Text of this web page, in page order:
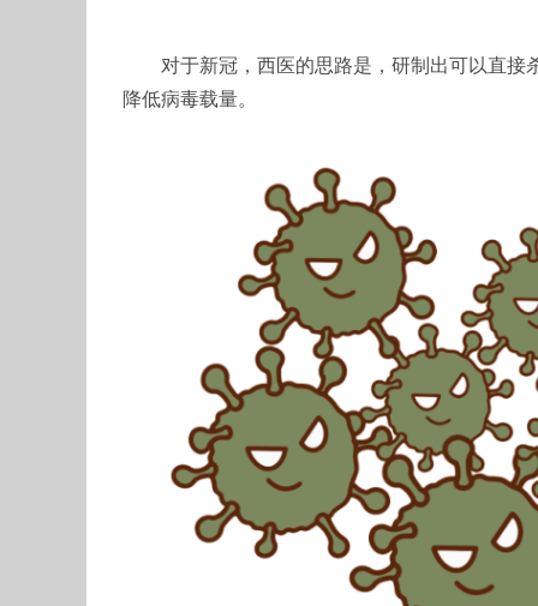
对于新冠，西医的思路是，研制出可以直接
降低病毒载量。